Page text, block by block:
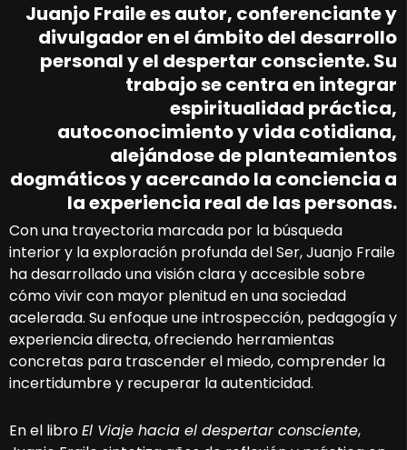
Juanjo Frailees autor, conferenciante y
divulgador en el ámbito del desarrollo
personal y el despertar consciente. Su
trabajo se centra en integrar
espiritualidad práctica,
autoconocimiento y vida cotidiana,
alejándose de planteamientos
dogmáticos y acercando la conciencia a
la experiencia real de las personas.
Con una trayectoria marcada por la búsqueda
interior y la exploración profunda del Ser, Juanjo Fraile
ha desarrollado una visión clara y accesible sobre
cómo vivir con mayor plenitud en una sociedad
acelerada. Su enfoque une introspección, pedagogía y
experiencia directa, ofreciendo herramientas
concretas para trascender el miedo, comprender la
incertidumbre y recuperar la autenticidad.
En el libroEl Viaje hacia el despertar consciente,